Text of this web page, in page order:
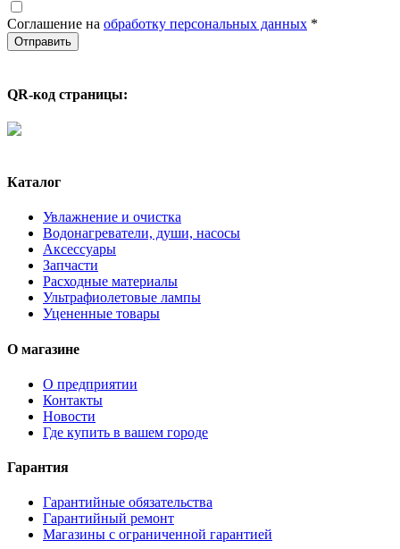
Соглашение на обработку персональных данных *
QR-код страницы:
Каталог
Увлажнение и очистка
Водонагреватели, души, насосы
Аксессуары
Запчасти
Расходные материалы
Ультрафиолетовые лампы
Уцененные товары
О магазине
О предприятии
Контакты
Новости
Где купить в вашем городе
Гарантия
Гарантийные обязательства
Гарантийный ремонт
Магазины с ограниченной гарантией